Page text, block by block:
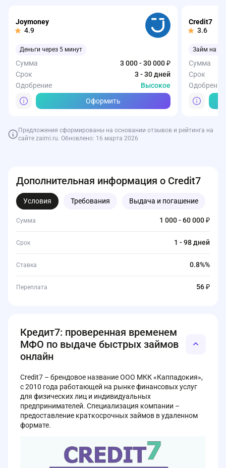
Joymoney
4.9
Деньги через 5 минут
Сумма
3 000 - 30 000 ₽
Срок
3 - 30 дней
Одобрение
Высокое
Оформить
Credit7
3.6
Займ на
Сумма
Срок
Одобрение
Предложения сформированы на основании отзывов и рейтинга на
сайте zaimi.ru. Обновлено: 16 марта 2026
Дополнительная информация о Credit7
Условия Требования Выдача и погашение
Сумма 1 000 - 60 000 ₽
Срок 1 - 98 дней
Ставка 0.8%%
Переплата 56 ₽
Кредит7: проверенная временем
МФО по выдаче быстрых займов
онлайн
Credit7 – брендовое название ООО МКК «Каппадокия»,
с 2010 года работающей на рынке финансовых услуг
для физических лиц и индивидуальных
предпринимателей. Специализация компании –
предоставление краткосрочных займов в удаленном
формате.